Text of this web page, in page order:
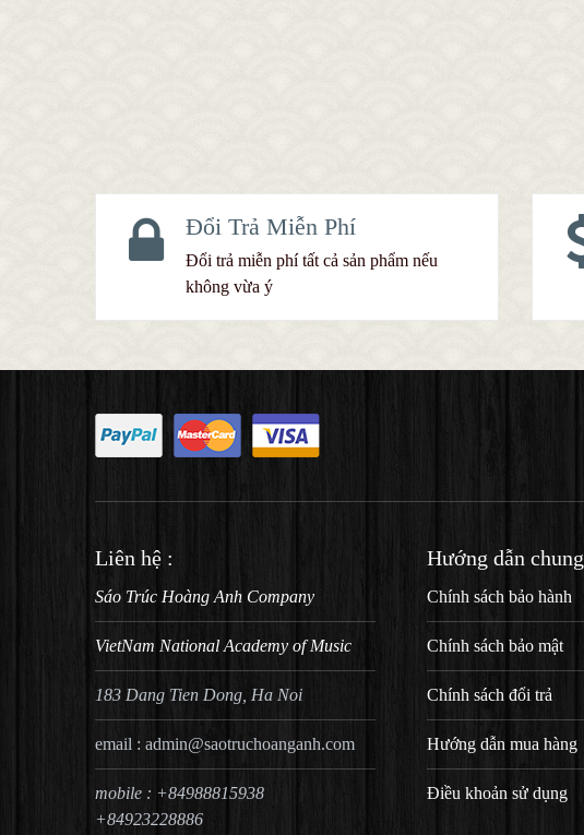
Đổi Trả Miễn Phí
Đổi trả miễn phí tất cả sản phẩm nếu
không vừa ý
Liên hệ :
Sáo Trúc Hoàng Anh Company
VietNam National Academy of Music
183 Dang Tien Dong, Ha Noi
email : admin@saotruchoanganh.com
mobile : +84988815938
+84923228886
Hướng dẫn chung
Chính sách bảo hành
Chính sách bảo mật
Chính sách đổi trả
Hướng dẫn mua hàng
Điều khoản sử dụng